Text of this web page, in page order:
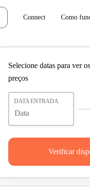
Connect Como
Selecione datas para ver os
preços
DATA ENTRADA
Verificar